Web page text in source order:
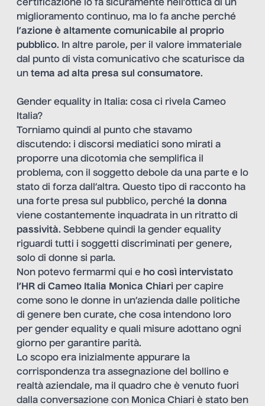
certificazione lo fa sicuramente nell’ottica di un
miglioramento continuo, ma lo fa anche perché
l’azione è altamente comunicabile al proprio
pubblico. In altre parole, per il valore immateriale
dal punto di vista comunicativo che scaturisce da
un tema ad alta presa sul consumatore.
Gender equality in Italia: cosa ci rivela Cameo
Italia?
Torniamo quindi al punto che stavamo
discutendo: i discorsi mediatici sono mirati a
proporre una dicotomia che semplifica il
problema, con il soggetto debole da una parte e lo
stato di forza dall’altra. Questo tipo di racconto ha
una forte presa sul pubblico, perché la donna
viene costantemente inquadrata in un ritratto di
passività. Sebbene quindi la gender equality
riguardi tutti i soggetti discriminati per genere,
solo di donne si parla.
Non potevo fermarmi qui e ho così intervistato
l’HR di Cameo Italia Monica Chiari per capire
come sono le donne in un’azienda dalle politiche
di genere ben curate, che cosa intendono loro
per gender equality e quali misure adottano ogni
giorno per garantire parità.
Lo scopo era inizialmente appurare la
corrispondenza tra assegnazione del bollino e
realtà aziendale, ma il quadro che è venuto fuori
dalla conversazione con Monica Chiari è stato ben